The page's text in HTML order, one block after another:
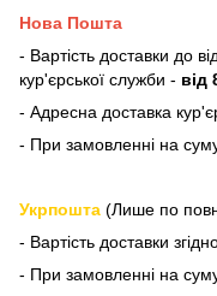
Нова Пошта
- Вартість доставки до
кур'єрської служби - від
- Адресна доставка
- При замовленні на
Укрпошта (Лише по
- Вартість доставки
- При замовленні на